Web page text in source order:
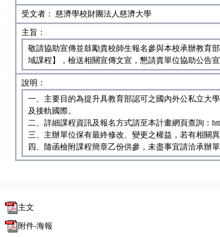
受文者： 慈濟學校財團法人慈濟大學
主旨：
敬請協助宣傳並鼓勵貴校師生報名參與本校承辦教
域課程】，檢送相關宣傳文宣，懇請貴單位協助公告
說明：
一、主要目的為提升具教育部認可之國內外公私立大
及接軌國際。
二、詳細課程資訊及報名方式請至本計畫網頁查詢：
三、主辦單位保有最終修改、變更之權益，若有相關
四、隨函檢附課程簡章乙份供參，未盡事宜請洽承辦
主文
附件-海報